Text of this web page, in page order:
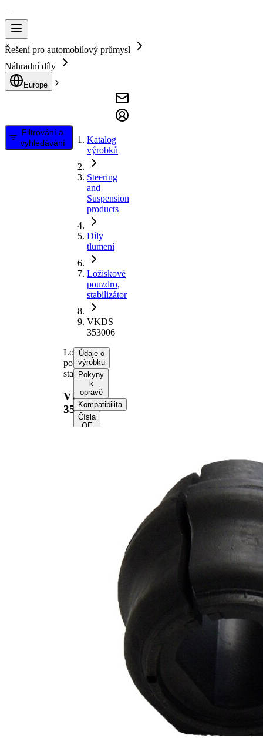
Řešení pro automobilový průmysl
Náhradní díly
Europe
Filtrování a
vyhledávání
Katalog
výrobků
Steering
and
Suspension
products
Díly
tlumení
Ložiskové
pouzdro,
stabilizátor
VKDS
353006
Ložiskové
pouzdro,
stabilizátor
VKDS
353006
Údaje o
výrobku
Pokyny
k
opravě
Kompatibilita
Čísla
OE
22 mm
45,5 mm